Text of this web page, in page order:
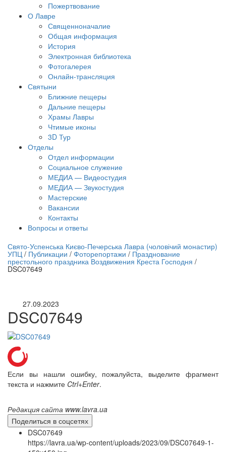
Пожертвование
О Лавре
Священноначалие
Общая информация
История
Электронная библиотека
Фотогалерея
Онлайн-трансляция
Святыни
Ближние пещеры
Дальние пещеры
Храмы Лавры
Чтимые иконы
3D Тур
Отделы
Отдел информации
Социальное служение
МЕДИА — Видеостудия
МЕДИА — Звукостудия
Мастерские
Вакансии
Контакты
Вопросы и ответы
трансляция | 12 сентября
трансляции
Свято-Успенська Києво-Печерська Лавра (чоловічий монастир)
УПЦ / Публикации / Фоторепортажи / Празднование
престольного праздника Воздвижения Креста Господня /
DSC07649
27.09.2023
DSC07649
Если вы нашли ошибку, пожалуйста, выделите фрагмент
текста и нажмите Ctrl+Enter.
Редакция сайта www.lavra.ua
Поделиться в соцсетях
DSC07649
https://lavra.ua/wp-content/uploads/2023/09/DSC07649-1-